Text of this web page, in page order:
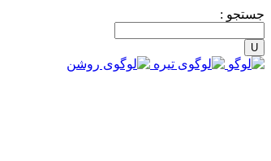
جستجو :